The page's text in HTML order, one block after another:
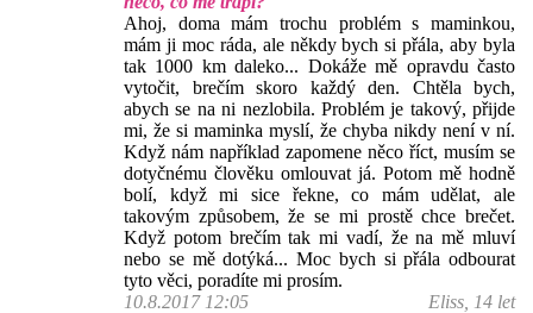
Ahoj, doma mám trochu problém s maminkou,
mám ji moc ráda, ale někdy bych si přála, aby byla
tak 1000 km daleko... Dokáže mě opravdu často
vytočit, brečím skoro každý den. Chtěla bych,
abych se na ni nezlobila. Problém je takový, přijde
mi, že si maminka myslí, že chyba nikdy není v ní.
Když nám například zapomene něco říct, musím se
dotyčnému člověku omlouvat já. Potom mě hodně
bolí, když mi sice řekne, co mám udělat, ale
takovým způsobem, že se mi prostě chce brečet.
Když potom brečím tak mi vadí, že na mě mluví
nebo se mě dotýká... Moc bych si přála odbourat
tyto věci, poradíte mi prosím.
10.8.2017 12:05
Eliss, 14 let